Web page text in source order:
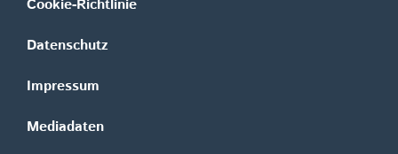
Cookie-Richtlinie
Datenschutz
Impressum
Mediadaten